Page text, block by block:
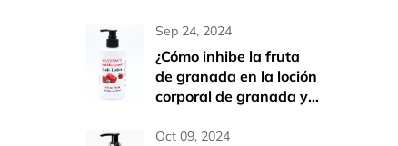
Sep 24, 2024
¿Cómo inhibe la fruta
de granada en la loción
corporal de granada y
de los melanocitos B-
Oct 09, 2024